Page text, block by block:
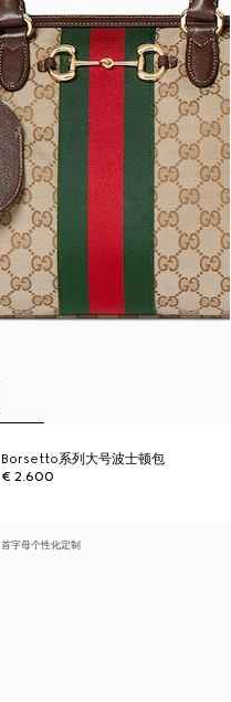
Borsetto系列大号波士顿包
€ 2.600
首字母个性化定制